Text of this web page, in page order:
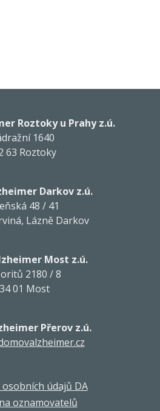
Roztoky u Prahy z.ú.
1640
63 Roztoky
Darkov z.ú.
48 / 41
Lázně Darkov
Most z.ú.
2180 / 8
01 Most
Přerov z.ú.
údajů DA
oznamovatelů